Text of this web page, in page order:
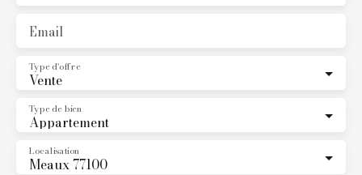
Email
Vente
Type d'offre
Appartement
Type de bien
Meaux 77100
Localisation